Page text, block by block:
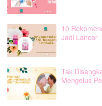
10
Jadi Lancar
Tak
Mengelus